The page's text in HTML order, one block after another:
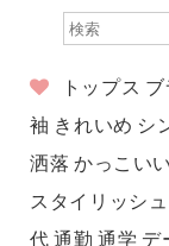
トップス
袖 きれいめ シ
洒落 かっこい
スタイリッシ
代 通勤 通学